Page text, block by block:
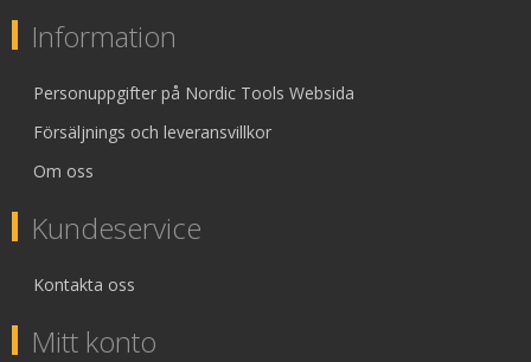
Information
Personuppgifter på Nordic Tools Websida
Försäljnings och leveransvillkor
Om oss
Kundeservice
Kontakta oss
Mitt konto